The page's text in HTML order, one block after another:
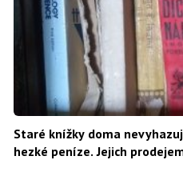
Staré knížky doma
hezké peníze. Jejich